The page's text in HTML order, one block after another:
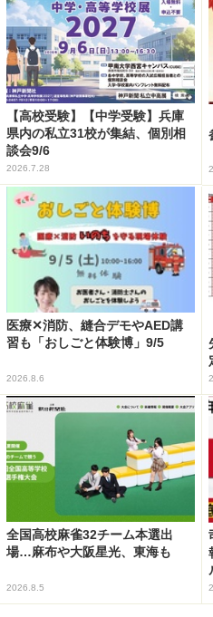
【高校受験】【中学受験】兵庫
県内の私立31校が集結、個別相
談会9/6
2026.7.28
医療✕消防、縫合デモやAED講
習も「おしごと体験博」9/5
2026.8.6
全国高校麻雀32チーム本選出
場…麻布や大阪星光、東海も
2026.8.5